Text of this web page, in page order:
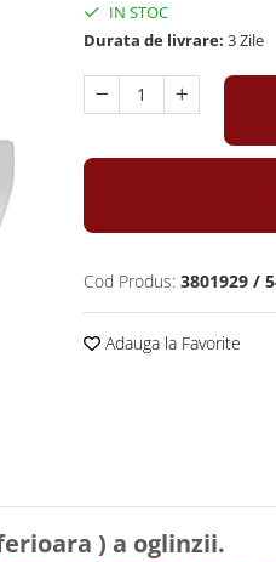
IN STOC
Durata de livrare: 3 Zile
Cod Produs: 3801929 /
Adauga la Favorite
) a oglinzii.